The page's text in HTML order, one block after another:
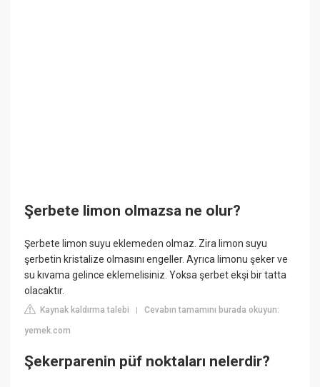
Şerbete limon olmazsa ne olur?
Şerbete limon suyu eklemeden olmaz. Zira limon suyu
şerbetin kristalize olmasını engeller. Ayrıca limonu şeker ve
su kıvama gelince eklemelisiniz. Yoksa şerbet ekşi bir tatta
olacaktır.
Kaynak kaldırma talebi |Cevabın tamamını burada okuyun:
yemek.com
Şekerparenin püf noktaları nelerdir?